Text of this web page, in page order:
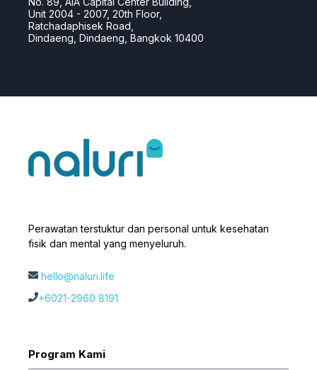
Unit 2004 - 2007, 20th Floor,
Ratchadaphisek Road,
Dindaeng, Dindaeng, Bangkok 10400
Perawatan terstuktur dan personal untuk kesehatan
fisik dan mental yang menyeluruh.
hello@naluri.life
+6021-2960 8191
Program Kami